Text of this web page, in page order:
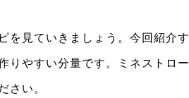
を見ていきましょう。今回紹介
りやすい分量です。ミネストロ
さい。